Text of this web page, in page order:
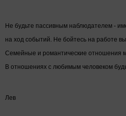
Не будьте пассивным наблюдателем -
на ход событий. Не бойтесь на работе
Семейные и романтические отношения
В отношениях с любимым человеком
Лев